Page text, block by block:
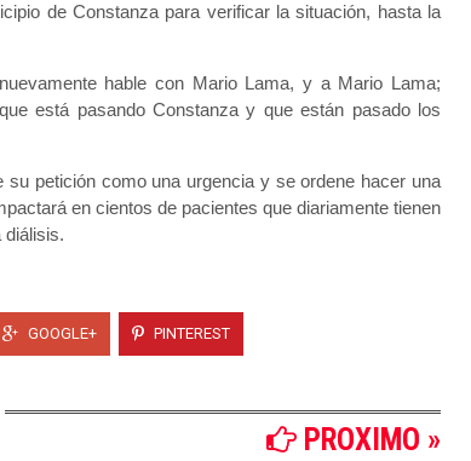
de Constanza para verificar la situación, hasta la
hable con Mario Lama, y a Mario Lama;
está pasando Constanza y que están pasado los
su petición como una urgencia y se ordene hacer una
en cientos de pacientes que diariamente tienen
diálisis.
GOOGLE+ PINTEREST
PROXIMO »